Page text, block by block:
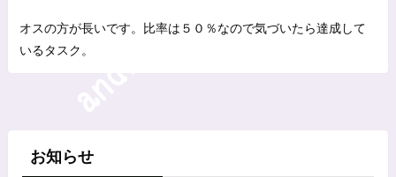
オスの方が長いです。比率は５０％なので気づいたら達成して
いるタスク。
お知らせ